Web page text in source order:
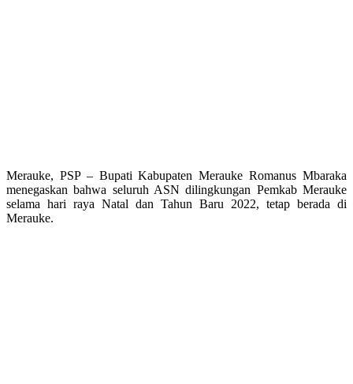
Merauke, PSP – Bupati Kabupaten Merauke Romanus Mbaraka
menegaskan bahwa seluruh ASN dilingkungan Pemkab Merauke
selama hari raya Natal dan Tahun Baru 2022, tetap berada di
Merauke.